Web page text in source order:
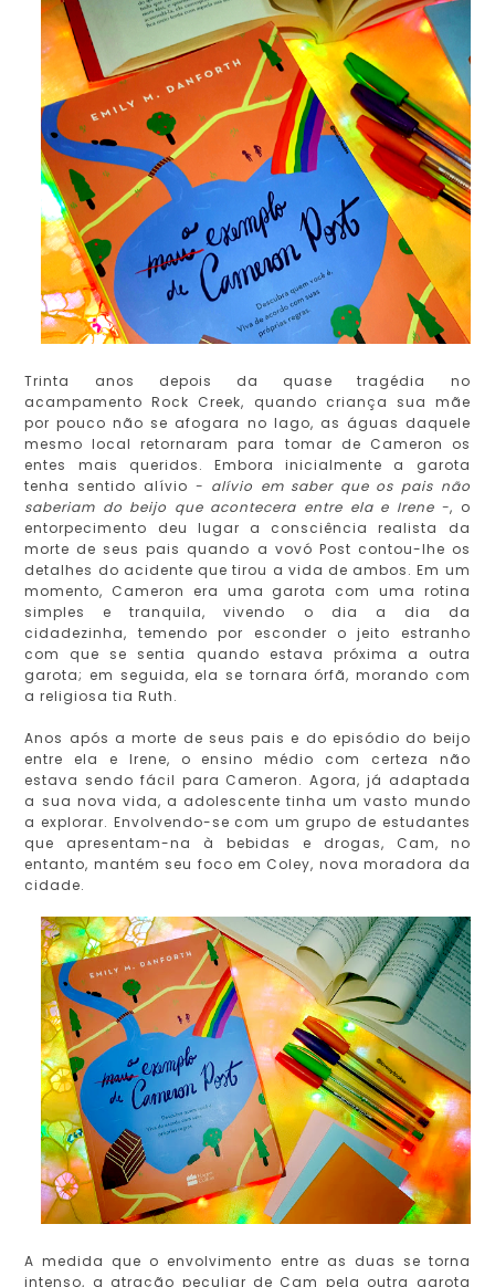
Trinta anos depois da quase tragédia no
acampamento Rock Creek, quando criança sua mãe
por pouco não se afogara no lago, as águas daquele
mesmo local retornaram para tomar de Cameron os
entes mais queridos. Embora inicialmente a garota
tenha sentido alívio - alívio em saber que os pais não
saberiam do beijo que acontecera entre ela e Irene -, o
entorpecimento deu lugar a consciência realista da
morte de seus pais quando a vovó Post contou-lhe os
detalhes do acidente que tirou a vida de ambos. Em um
momento, Cameron era uma garota com uma rotina
simples e tranquila, vivendo o dia a dia da
cidadezinha, temendo por esconder o jeito estranho
com que se sentia quando estava próxima a outra
garota; em seguida, ela se tornara órfã, morando com
a religiosa tia Ruth.
Anos após a morte de seus pais e do episódio do beijo
entre ela e Irene, o ensino médio com certeza não
estava sendo fácil para Cameron. Agora, já adaptada
a sua nova vida, a adolescente tinha um vasto mundo
a explorar. Envolvendo-se com um grupo de estudantes
que apresentam-na à bebidas e drogas, Cam, no
entanto, mantém seu foco em Coley, nova moradora da
cidade.
A medida que o envolvimento entre as duas se torna
intenso, a atração peculiar de Cam pela outra garota